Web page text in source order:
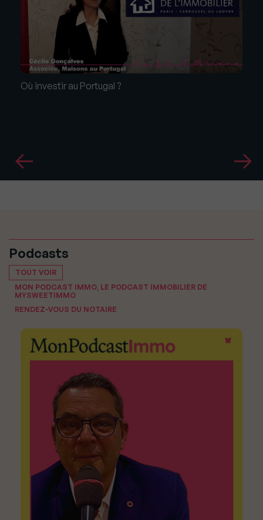
Où investir au Portugal ?
Podcasts
TOUT VOIR
MON PODCAST IMMO, LE PODCAST IMMOBILIER DE
MYSWEETIMMO
RENDEZ-VOUS DU NOTAIRE